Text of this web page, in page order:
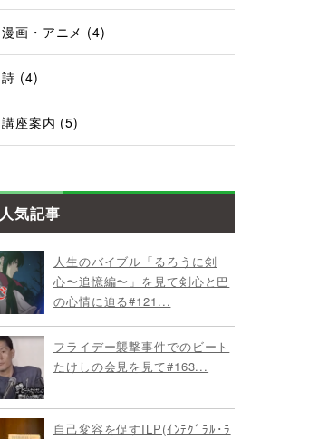
漫画・アニメ (4)
詩 (4)
講座案内 (5)
人気記事
人生のバイブル「るろうに剣
心〜追憶編〜」を見て剣心と巴
の心情に迫る#121...
フライデー襲撃事件でのビート
たけしの会見を見て#163...
自己変容を促すILP(ｲﾝﾃｸﾞﾗﾙ･ﾗ